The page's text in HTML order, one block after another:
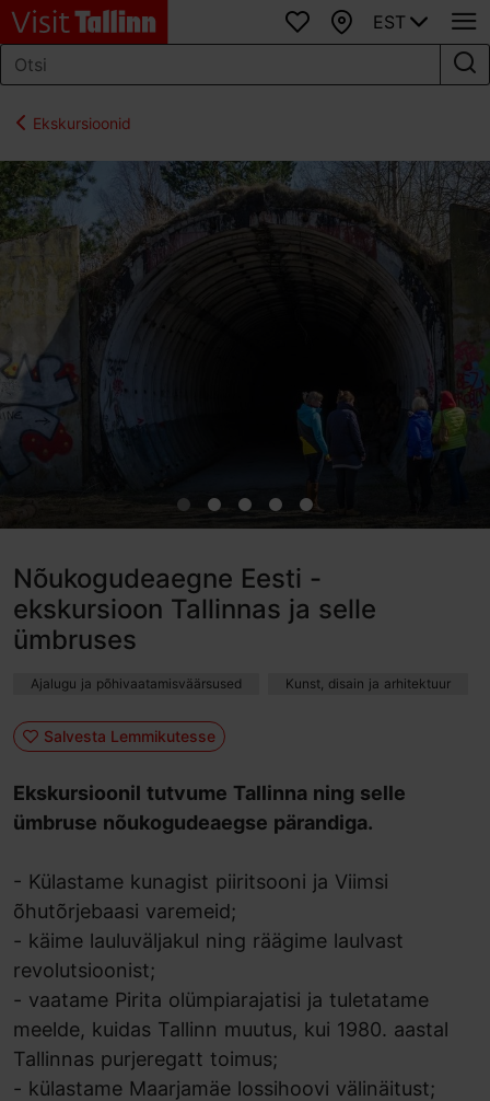
Lemmikud
Kaart
EST
Ekskursioonid
Nõukogudeaegne Eesti -
ekskursioon Tallinnas ja selle
ümbruses
Ajalugu ja põhivaatamisväärsused Kunst, disain ja arhitektuur
Salvesta Lemmikutesse
Ekskursioonil tutvume Tallinna ning selle
ümbruse nõukogudeaegse pärandiga.
- Külastame kunagist piiritsooni ja Viimsi
õhutõrjebaasi varemeid;
- käime lauluväljakul ning räägime laulvast
revolutsioonist;
- vaatame Pirita olümpiarajatisi ja tuletatame
meelde, kuidas Tallinn muutus, kui 1980. aastal
Tallinnas purjeregatt toimus;
- külastame Maarjamäe lossihoovi välinäitust;